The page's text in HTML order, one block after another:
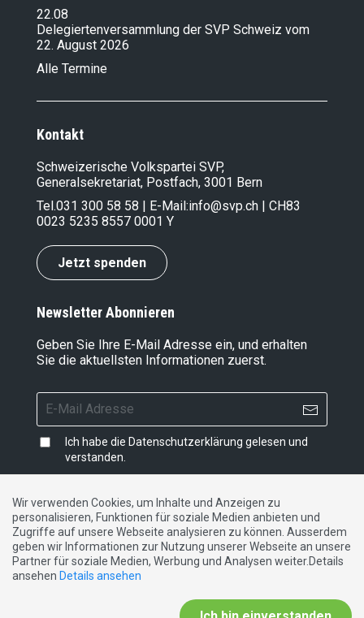
22.08
Delegiertenversammlung der SVP Schweiz vom
22. August 2026
Alle Termine
Kontakt
Schweizerische Volkspartei SVP,
Generalsekretariat, Postfach, 3001 Bern
Tel.031 300 58 58 | E-Mail:info@svp.ch | CH83
0023 5235 8557 0001 Y
Jetzt spenden
Newsletter Abonnieren
Geben Sie Ihre E-Mail Adresse ein, und erhalten
Sie die aktuellsten Informationen zuerst.
Ich habe die Datenschutzerklärung gelesen und
verstanden.
Impressum|Datenschutzerklärung|Kontakt
DE FR IT
Wir verwenden Cookies, um Inhalte und Anzeigen zu
personalisieren, Funktionen für soziale Medien anbieten und
Zugriffe auf unsere Webseite analysieren zu können. Ausserdem
geben wir Informationen zur Nutzung unserer Webseite an unsere
Partner für soziale Medien, Werbung und Analysen weiter.Details
ansehen Details ansehen